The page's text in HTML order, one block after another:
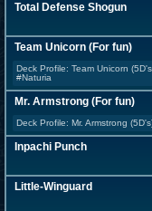
Total Defense Shogun
Team Unicorn (For fun)
Deck Profile: Team Unicorn
#Naturia
Mr. Armstrong (For fun)
Deck Profile: Mr. Armstrong
Inpachi Punch
Little-Winguard